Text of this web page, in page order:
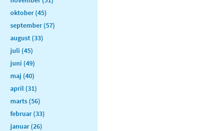
oktober (45)
september (57)
august (33)
juli (45)
juni (49)
maj (40)
april (31)
marts (56)
februar (33)
januar (26)